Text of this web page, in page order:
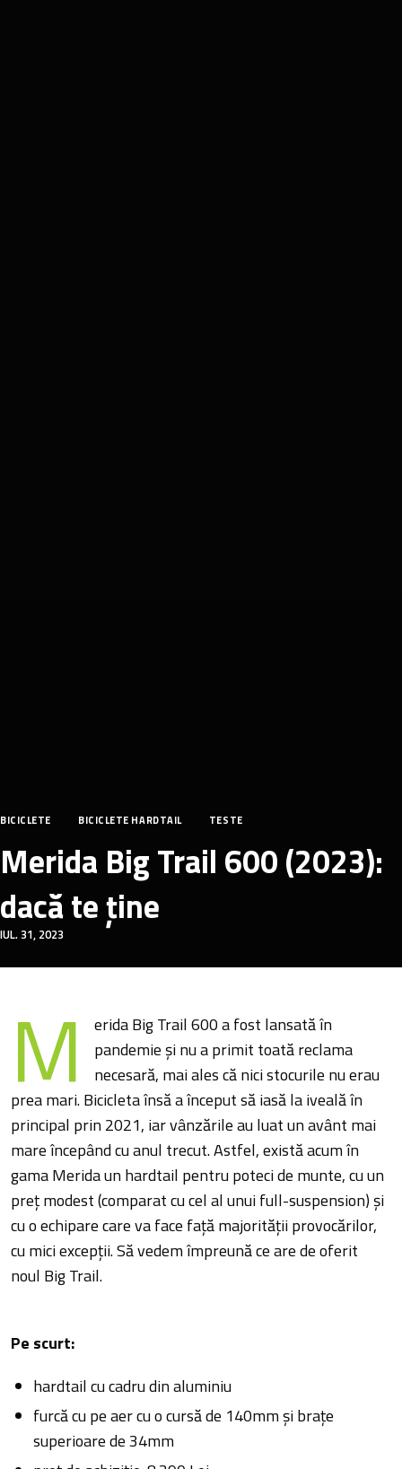
BICICLETE BICICLETE HARDTAIL TESTE
Merida Big Trail 600 (2023):
dacă te ține
IUL. 31, 2023
M
erida Big Trail 600 a fost lansată în
pandemie și nu a primit toată reclama
necesară, mai ales că nici stocurile nu erau
prea mari. Bicicleta însă a început să iasă la iveală în
principal prin 2021, iar vânzările au luat un avânt mai
mare începând cu anul trecut. Astfel, există acum în
gama Merida un hardtail pentru poteci de munte, cu un
preț modest (comparat cu cel al unui full-suspension) și
cu o echipare care va face față majorității provocărilor,
cu mici excepții. Să vedem împreună ce are de oferit
noul Big Trail.
Pe scurt:
hardtail cu cadru din aluminiu
furcă cu pe aer cu o cursă de 140mm și brațe
superioare de 34mm